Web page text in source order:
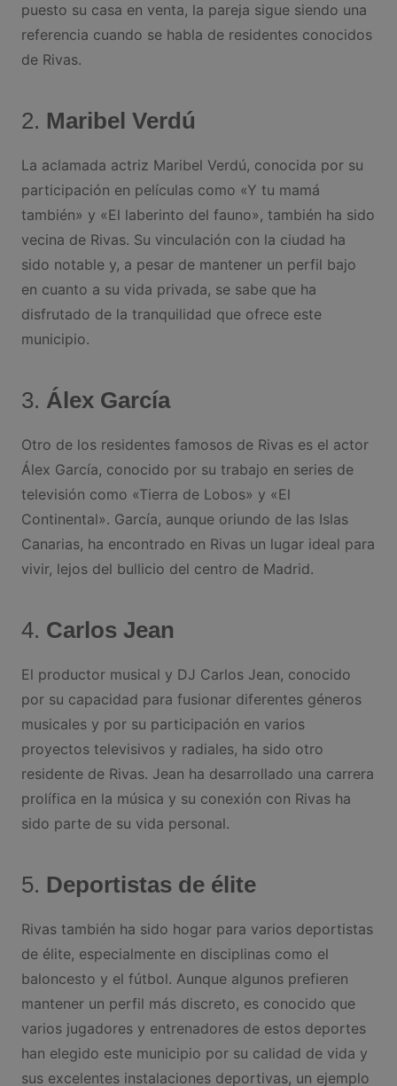
puesto su casa en venta, la pareja sigue siendo una
referencia cuando se habla de residentes conocidos
de Rivas.
2. Maribel Verdú
La aclamada actriz Maribel Verdú, conocida por su
participación en películas como «Y tu mamá
también» y «El laberinto del fauno», también ha sido
vecina de Rivas. Su vinculación con la ciudad ha
sido notable y, a pesar de mantener un perfil bajo
en cuanto a su vida privada, se sabe que ha
disfrutado de la tranquilidad que ofrece este
municipio.
3. Álex García
Otro de los residentes famosos de Rivas es el actor
Álex García, conocido por su trabajo en series de
televisión como «Tierra de Lobos» y «El
Continental». García, aunque oriundo de las Islas
Canarias, ha encontrado en Rivas un lugar ideal para
vivir, lejos del bullicio del centro de Madrid.
4. Carlos Jean
El productor musical y DJ Carlos Jean, conocido
por su capacidad para fusionar diferentes géneros
musicales y por su participación en varios
proyectos televisivos y radiales, ha sido otro
residente de Rivas. Jean ha desarrollado una carrera
prolífica en la música y su conexión con Rivas ha
sido parte de su vida personal.
5. Deportistas de élite
Rivas también ha sido hogar para varios deportistas
de élite, especialmente en disciplinas como el
baloncesto y el fútbol. Aunque algunos prefieren
mantener un perfil más discreto, es conocido que
varios jugadores y entrenadores de estos deportes
han elegido este municipio por su calidad de vida y
sus excelentes instalaciones deportivas, un ejemplo